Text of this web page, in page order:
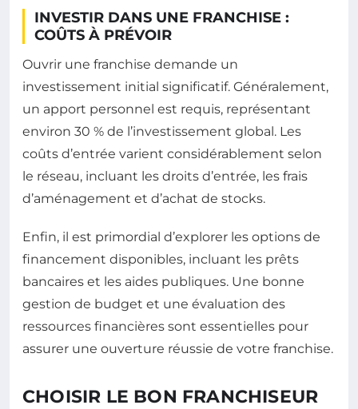
INVESTIR DANS UNE FRANCHISE :
COÛTS À PRÉVOIR
Ouvrir une franchise demande un
investissement initial significatif. Généralement,
un apport personnel est requis, représentant
environ 30 % de l’investissement global. Les
coûts d’entrée varient considérablement selon
le réseau, incluant les droits d’entrée, les frais
d’aménagement et d’achat de stocks.
Enfin, il est primordial d’explorer les options de
financement disponibles, incluant les prêts
bancaires et les aides publiques. Une bonne
gestion de budget et une évaluation des
ressources financières sont essentielles pour
assurer une ouverture réussie de votre franchise.
CHOISIR LE BON FRANCHISEUR